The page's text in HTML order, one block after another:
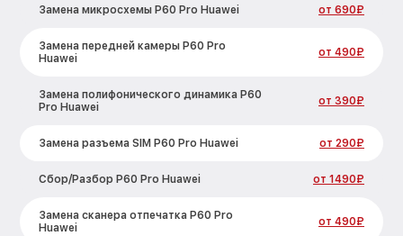
Замена микросхемы P60 Pro Huawei от 690₽
Замена передней камеры P60 Pro
Huawei
от 490₽
Замена полифонического динамика P60
Pro Huawei
от 390₽
Замена разъема SIM P60 Pro Huawei от 290₽
Сбор/Разбор P60 Pro Huawei от 1490₽
Замена сканера отпечатка P60 Pro
Huawei
от 490₽